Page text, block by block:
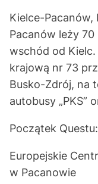
Kielce-Pacanów,
Pacanów leży
wschód od
krajową nr 73
Busko-Zdrój, na
autobusy „PKS”
Początek Questu:
Europejskie
w Pacanowie